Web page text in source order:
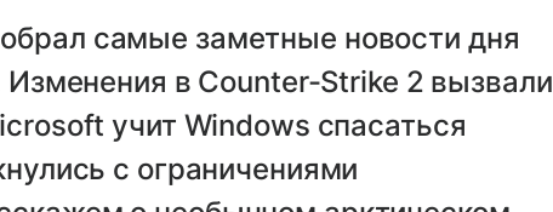
самые заметные новости дня
Изменения в Counter-Strike 2 вызвали
учит Windows спасаться
с ограничениями